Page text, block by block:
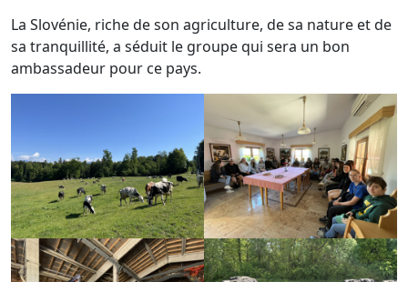
La Slovénie, riche de son agriculture, de sa nature et de
sa tranquillité, a séduit le groupe qui sera un bon
ambassadeur pour ce pays.